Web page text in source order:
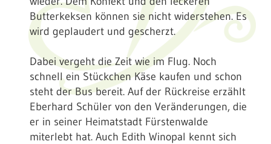
Butterkeksen können sie nicht widerstehen. Es
wird geplaudert und gescherzt.
Dabei vergeht die Zeit wie im Flug. Noch
schnell ein Stückchen Käse kaufen und schon
steht der Bus bereit. Auf der Rückreise erzählt
Eberhard Schüler von den Veränderungen, die
er in seiner Heimatstadt Fürstenwalde
miterlebt hat. Auch Edith Winopal kennt sich